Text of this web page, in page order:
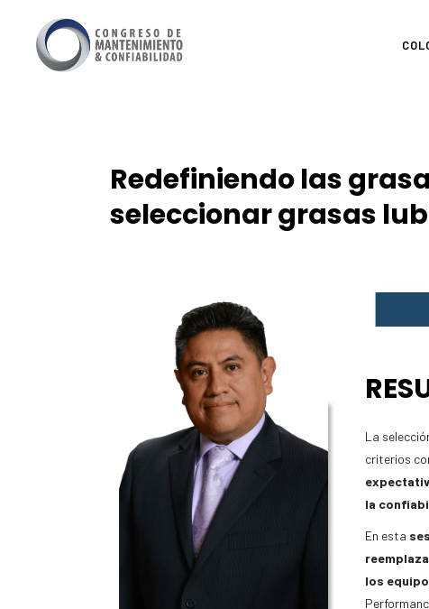
Redefiniendo las
seleccionar grasas
La
criterios
la
En esta
los